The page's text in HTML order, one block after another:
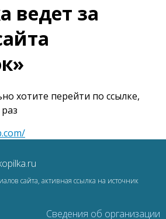
ведет за
хотите перейти по ссылке,
сайта, активная ссылка на источник
Сведения об организации